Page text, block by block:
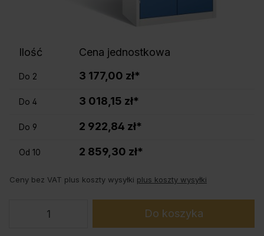
Ilość Cena jednostkowa
Do 2 3 177,00 zł*
Do 4 3 018,15 zł*
Do 9 2 922,84 zł*
Od 10 2 859,30 zł*
Ceny bez VAT plus koszty wysyłki plus koszty wysyłki
Do koszyka